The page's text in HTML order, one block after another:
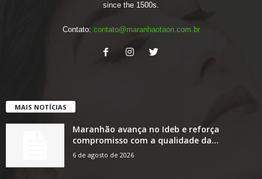
since the 1500s.
Contato: contato@maranhaotaon.com.br
MAIS NOTÍCIAS
Maranhão avança no Ideb e reforça
compromisso com a qualidade da...
6 de agosto de 2026